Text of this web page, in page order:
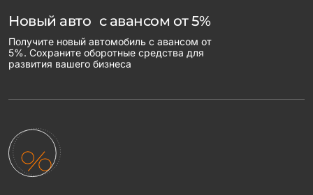
Новый авто с авансом от 5%
Получите новый автомобиль с авансом от
5%. Сохраните оборотные средства для
развития вашего бизнеса